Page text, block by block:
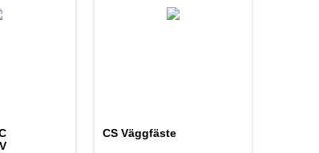
CS Väggfäste